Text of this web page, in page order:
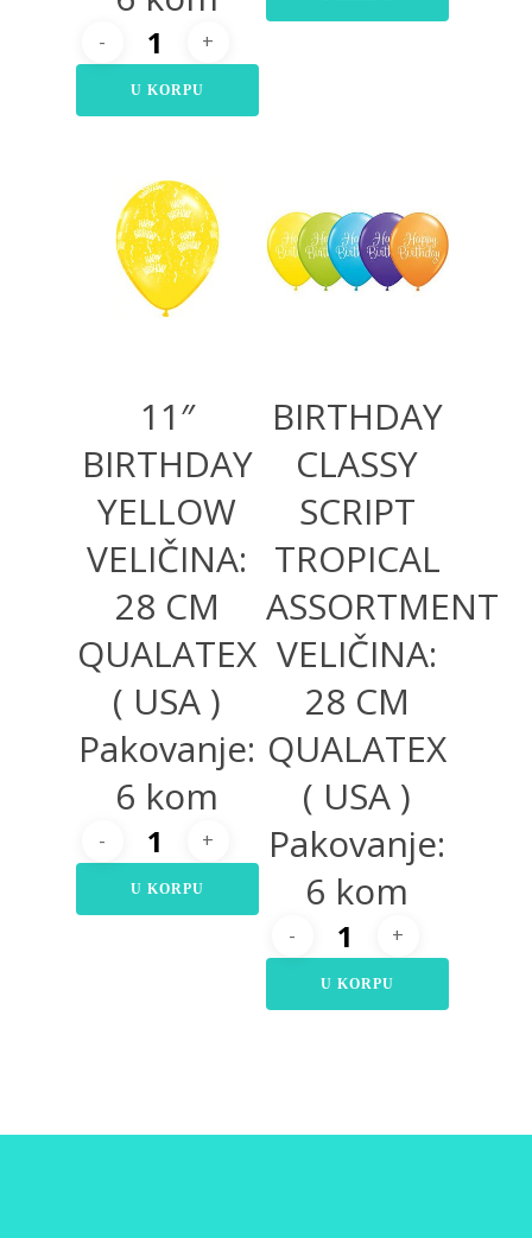
U KORPU
360,00RSD
11″
BIRTHDAY
YELLOW
VELIČINA:
28 CM
QUALATEX
( USA )
Pakovanje:
6 kom
U KORPU
360,00RSD
BIRTHDAY
CLASSY
SCRIPT
TROPICAL
ASSORTMENT
VELIČINA:
28 CM
QUALATEX
( USA )
Pakovanje:
6 kom
U KORPU